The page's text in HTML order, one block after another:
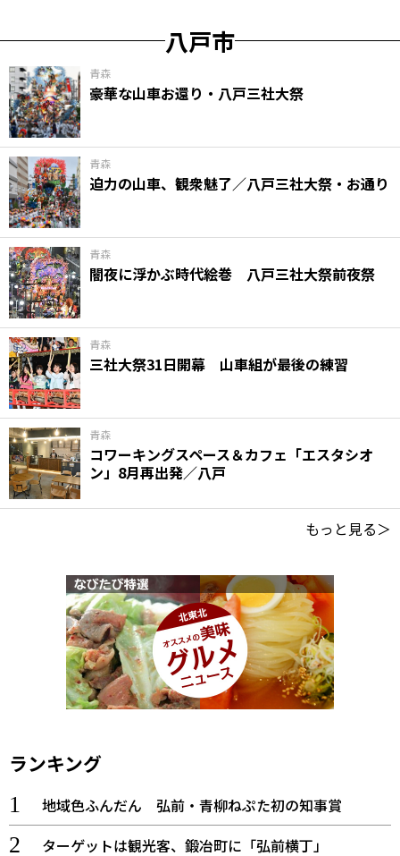
八戸市
青森
豪華な山車お還り・八戸三社大祭
青森
迫力の山車、観衆魅了／八戸三社大祭・お通り
青森
闇夜に浮かぶ時代絵巻 八戸三社大祭前夜祭
青森
三社大祭31日開幕 山車組が最後の練習
青森
コワーキングスペース＆カフェ「エスタシオ
ン」8月再出発／八戸
もっと見る＞
ランキング
地域色ふんだん 弘前・青柳ねぷた初の知事賞
ターゲットは観光客、鍛冶町に「弘前横丁」